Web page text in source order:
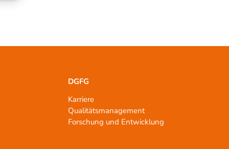
DGFG
Karriere
Qualitätsmanagement
Forschung und Entwicklung